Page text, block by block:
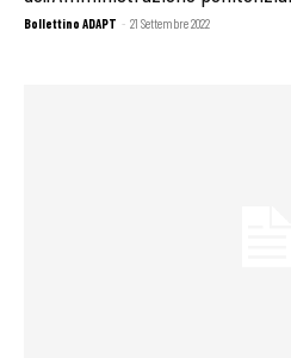
Bollettino ADAPT - 21 Settembre 2022